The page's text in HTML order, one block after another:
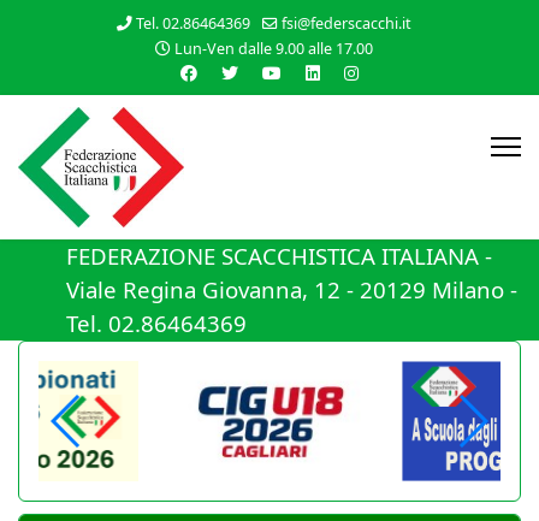
Tel. 02.86464369
fsi@federscacchi.it
Lun-Ven dalle 9.00 alle 17.00
FEDERAZIONE SCACCHISTICA ITALIANA -
Viale Regina Giovanna, 12 - 20129 Milano -
Tel. 02.86464369